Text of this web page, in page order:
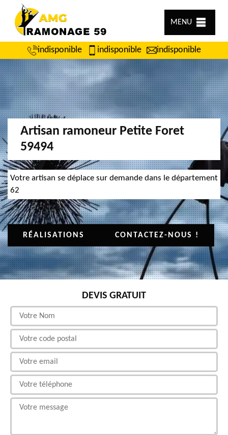
MENU
indisponible indisponible indisponible
Artisan ramoneur Petite Foret
59494
Votre artisan se déplace sur demande dans le département
62
RÉALISATIONS CONTACTEZ-NOUS !
DEVIS GRATUIT